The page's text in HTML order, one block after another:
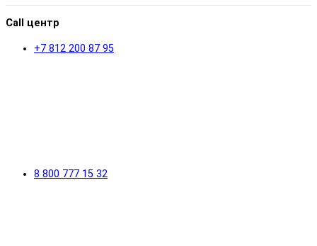
Call центр
+7 812 200 87 95
8 800 777 15 32